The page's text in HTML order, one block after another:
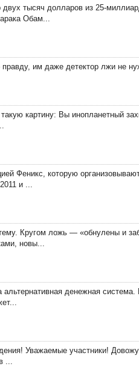
тысяч долларов из 25-
Обам...
им даже детектор лжи не
такую картину: Вы инопланетный
Феникс, которую
и ...
Кругом ложь — «обнулены и
новы...
денежная
Уважаемые участники!
...